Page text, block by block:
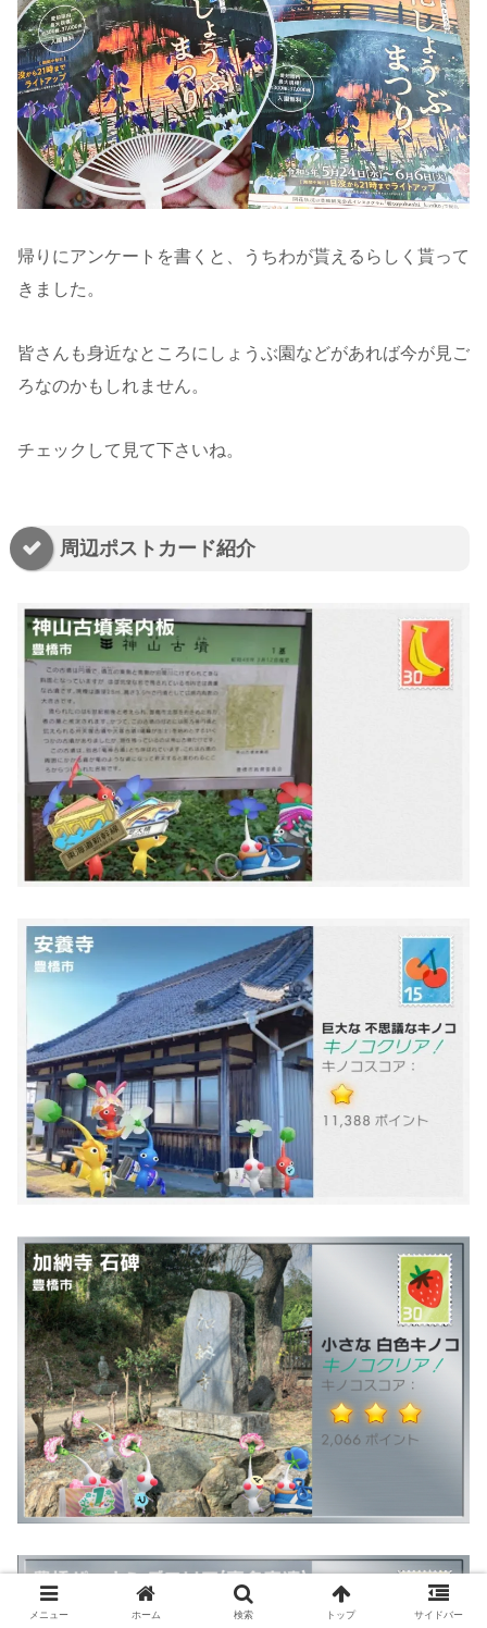
帰りにアンケートを書くと、うちわが貰えるらしく貰って
きました。
皆さんも身近なところにしょうぶ園などがあれば今が見ご
ろなのかもしれません。
チェックして見て下さいね。
周辺ポストカード紹介
メニュー ホーム 検索 トップ サイドバー